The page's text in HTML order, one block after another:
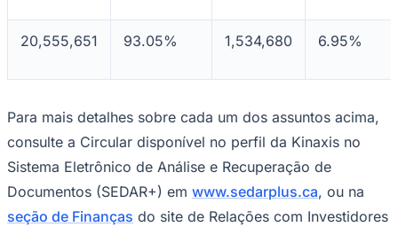
20,555,651 93.05% 1,534,680 6.95%
Para mais detalhes sobre cada um dos assuntos acima,
consulte a Circular disponível no perfil da Kinaxis no
Sistema Eletrônico de Análise e Recuperação de
Documentos (SEDAR+) em www.sedarplus.ca, ou na
seção de Finanças do site de Relações com Investidores